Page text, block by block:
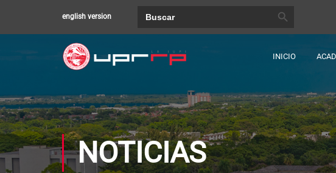
english version
INICIO
NOTICIAS